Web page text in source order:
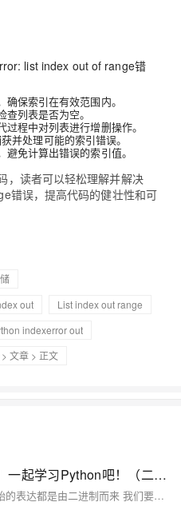
list index out of range错
保索引在有效范围内。
列表是否为空。
程中对列表进行增删操作。
并处理可能的索引错误。
免计算出错误的索引值。
，读者可以轻松理解并解决
错误，提高代码的健壮性和可
out
List index out range
indexerror out
> 文章 > 正文
（Python基础）新时代语言！一起学习Python吧！（二）：字符编码由来；Python字符串、字符串格式化；list集合和tuple元组区别
字符编码 我们要清楚，计算机最开始的表达都是由二进制而来 我们要想通过二进制来表示我们熟知的字符看看以下的变化 例如： 1 的二进制编码为 0000 0001 我们通过A这个字符，让其在计算机内部存储（现如今，A 字符在地址通常表示为65） 现在拿A举例： 在计算机内部 A字符，它本身表示为 65这个数，在计算机底层会转为二进制码 也意味着A字符在底层表示为 1000001 通过这样的字符表示进行转换，逐步发展为拥有127个字符的编码存储到计算机中，这个编码表也被称为ASCII编码。 但随时代变迁，ASCII编码逐渐暴露短板，全球有上百种语言，光是ASCII编码并不能够满足需求